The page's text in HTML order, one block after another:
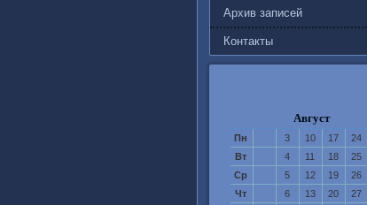
Архив записей
Контакты
Август
Пн 3 10 17 24
Вт
4 11 18
25
Ср
5 12 19
26
Чт
6 13 20
27